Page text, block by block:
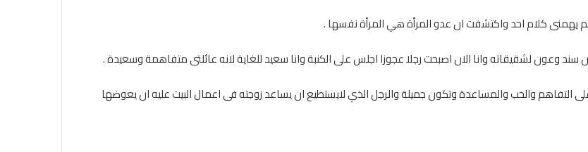
يهمنى كلام احد واكتشفت ان عدو المرأة هي المرأة نفسها .
وعون لشقيقاته وانا الان اصبحت رجلا عجوزا اجلس على الكنبة وانا سعيد للغاية لانه عائلتى متفاهمة وسعيدة .
التفاهم والحب والمساعدة وتكون جميلة والرجل الذي لايستطيع ان يساعد زوجته فى اعمال البيت عليه ان يعوضها